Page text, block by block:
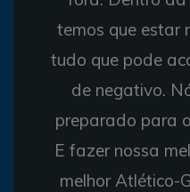
temos que estar
tudo que pode
de negativo.
preparado para
E fazer nossa
melhor Atlético-